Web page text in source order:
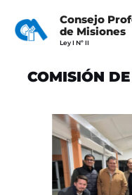
Consejo
de Misiones
Ley I Nº II
COMISIÓN